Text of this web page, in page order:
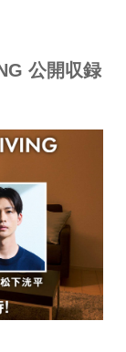
公開収録